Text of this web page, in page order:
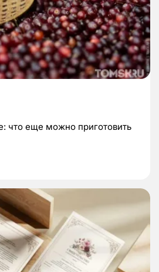
что еще можно приготовить